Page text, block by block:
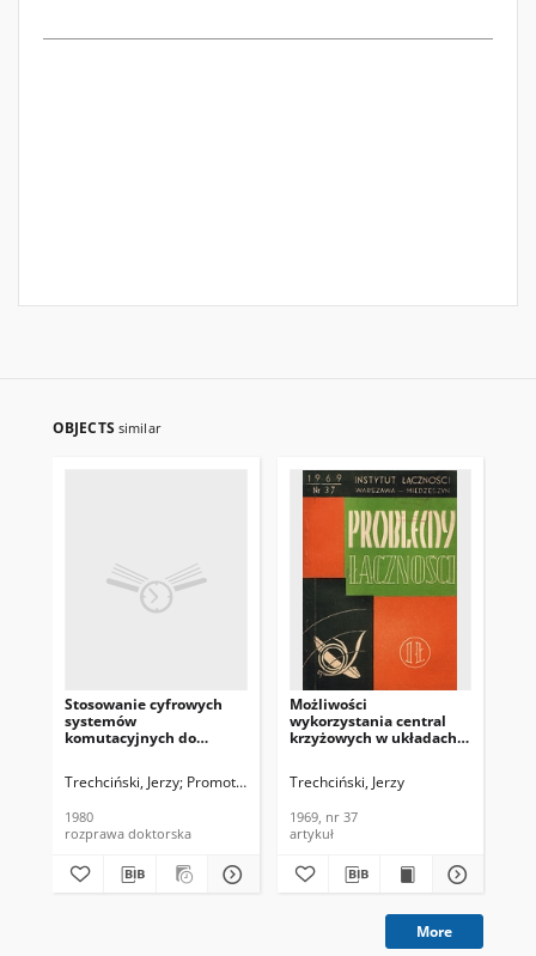
OBJECTS similar
Stosowanie cyfrowych
systemów
komutacyjnych do
strefowych
Trechciński, Jerzy Promotor: prof. mgr inż. Henryk Śmigielski
1980
rozprawa doktorska
Możliwości
wykorzystania central
krzyżowych w układach
1969, nr 37
Trechciński, Jerzy
1969, nr 37
artykuł
More